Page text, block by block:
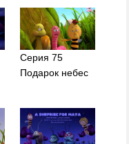
Серия 75
Подарок небес